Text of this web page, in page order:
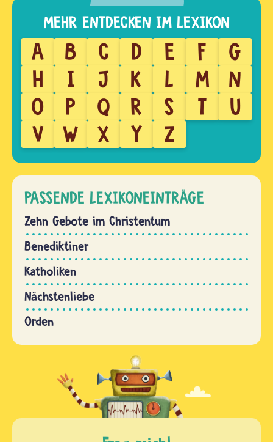
A B C D E F
G
H
I J K L M
N
O
P Q R S T
U
V
W X Y Z
PASSENDE LEXIKONEINTRÄGE
Zehn Gebote im Christentum
Benediktiner
Katholiken
Nächstenliebe
Orden